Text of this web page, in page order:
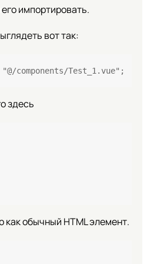
импортировать.
вот так:
components/Test_1.vue";
здесь
как обычный HTML элемент.